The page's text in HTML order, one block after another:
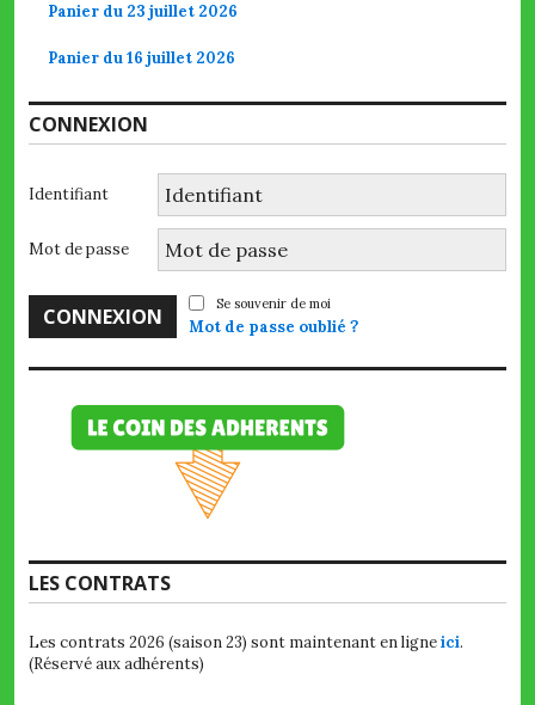
Panier du 23 juillet 2026
Panier du 16 juillet 2026
CONNEXION
Identifiant
Mot de passe
Se souvenir de moi
Mot de passe oublié ?
LES CONTRATS
Les contrats 2026 (saison 23) sont maintenant en ligneici.
(Réservé aux adhérents)